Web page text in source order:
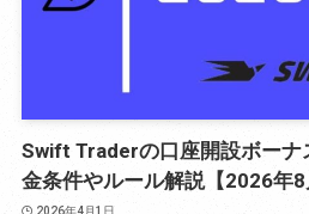
Swift Traderの口座開設ボーナ
金条件やルール解説【2026年8
2026年4月1日